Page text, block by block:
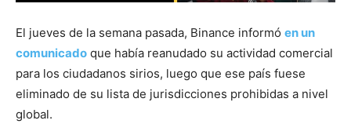
El jueves de la semana pasada, Binance informó en un
comunicado que había reanudado su actividad comercial
para los ciudadanos sirios, luego que ese país fuese
eliminado de su lista de jurisdicciones prohibidas a nivel
global.